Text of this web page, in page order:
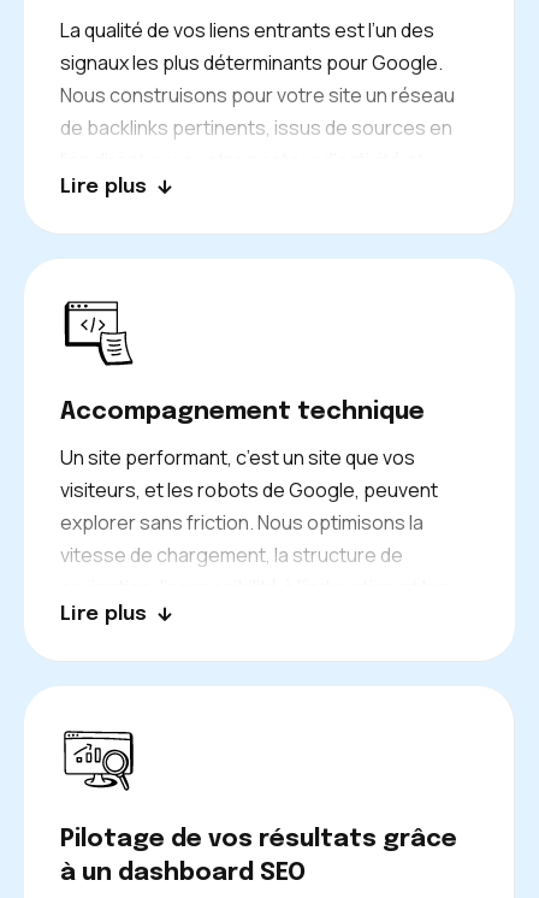
La qualité de vos liens entrants est l’un des
signaux les plus déterminants pour Google.
Nous construisons pour votre site un réseau
de backlinks pertinents, issus de sources en
l’écosystème numérique corse, pour asseoir
Lire plus
Accompagnement technique
Un site performant, c’est un site que vos
visiteurs, et les robots de Google, peuvent
explorer sans friction. Nous optimisons la
vitesse de chargement, la structure de
indicateurs Google Analytics pour que chaque
Lire plus
Pilotage de vos résultats grâce
à un dashboard SEO